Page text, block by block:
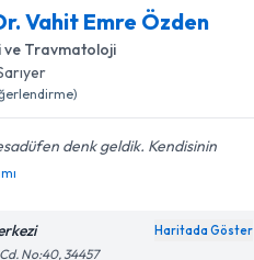
Vahit Emre Özden
Travmatoloji
denk geldik. Kendisinin
Haritada Göster
No:40, 34457